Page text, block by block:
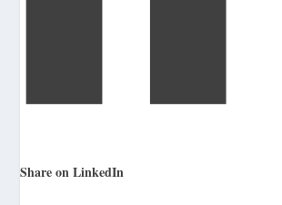
Share on LinkedIn